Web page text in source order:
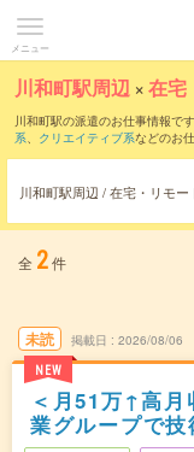
メニュー
川和町駅周辺 ×在宅
川和町駅の派遣のお仕事情報です
系、 クリエイティブ系などのお
川和町駅周辺 / 在宅・リモー
全 2件
未読
NEW
掲載日 2026/08/06
＜月51万↑高月
業グループで技